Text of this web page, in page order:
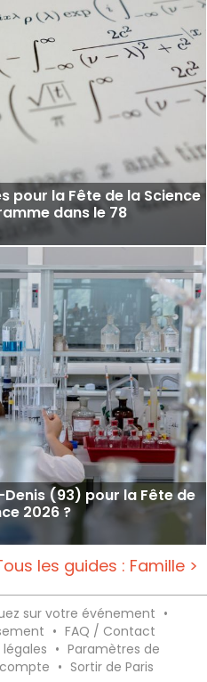
pour la Fête de la Science
dans le 78
(93) pour la Fête de
2026 ?
les guides : Famille >
sur votre événement •
• FAQ / Contact
• Paramètres de
• Sortir de Paris